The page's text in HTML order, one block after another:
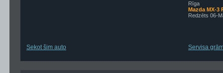
Sekot šim auto
Rīga
Mazda MX-3
Redzēts 06-
Servisa